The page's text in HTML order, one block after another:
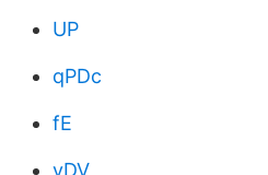
UP
qPDc
fE
vDV